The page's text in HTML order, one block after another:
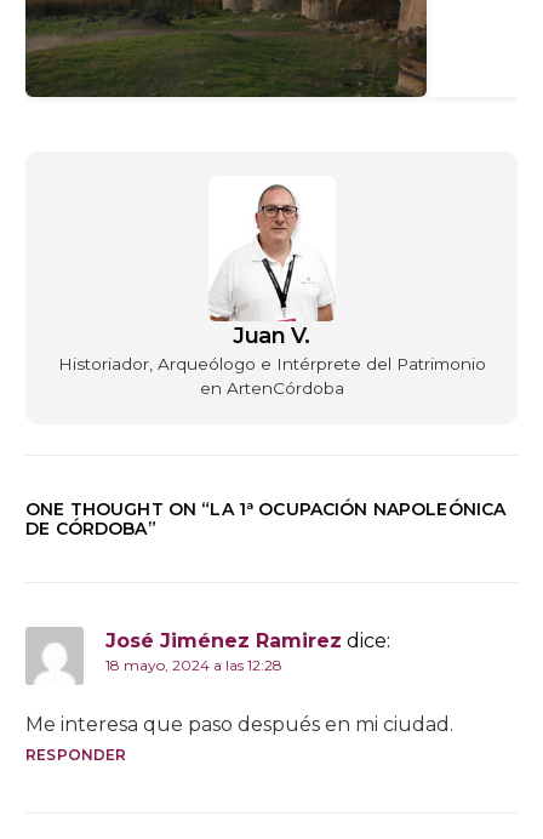
Juan V.
Historiador, Arqueólogo e Intérprete del Patrimonio
en ArtenCórdoba
ONE THOUGHT ON “LA 1ª OCUPACIÓN NAPOLEÓNICA
DE CÓRDOBA”
José Jiménez Ramirez dice:
18 mayo, 2024 a las 12:28
Me interesa que paso después en mi ciudad.
RESPONDER